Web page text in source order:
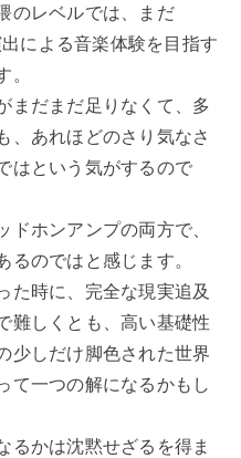
のレベルでは、まだ
による音楽体験を目指す
まだまだ足りなくて、多
、あれほどのさり気なさ
はという気がするので
ホンアンプの両方で、
のではと感じます。
時に、完全な現実追及
難しくとも、高い基礎性
少しだけ脚色された世界
て一つの解になるかもし
かは沈黙せざるを得ま